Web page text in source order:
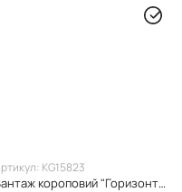
KG15823
Вантаж короповий "Горизонт" 60г